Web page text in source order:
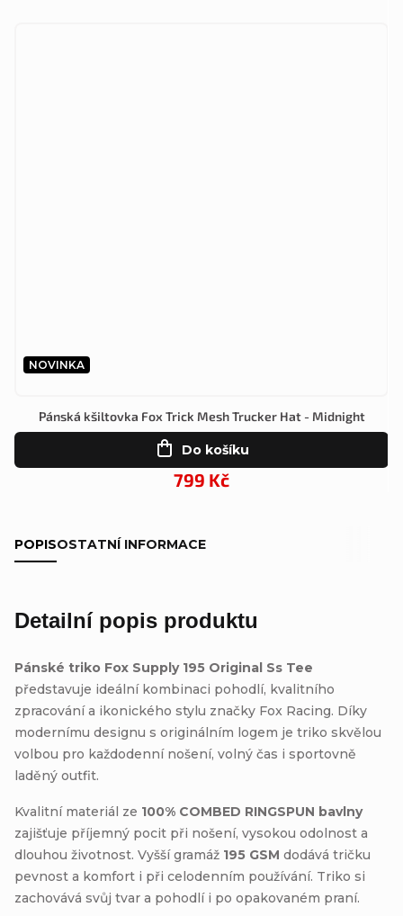
NOVINKA
Pánská kšiltovka Fox Trick Mesh Trucker Hat - Midnight
799 Kč
Do košíku
POPISOSTATNÍ INFORMACE
Detailní popis produktu
Pánské triko Fox Supply 195 Original Ss Tee
představuje ideální kombinaci pohodlí, kvalitního
zpracování a ikonického stylu značky Fox Racing. Díky
modernímu designu s originálním logem je triko skvělou
volbou pro každodenní nošení, volný čas i sportovně
laděný outfit.
Kvalitní materiál ze 100% COMBED RINGSPUN bavlny
zajišťuje příjemný pocit při nošení, vysokou odolnost a
dlouhou životnost. Vyšší gramáž 195 GSM dodává tričku
pevnost a komfort i při celodenním používání. Triko si
zachovává svůj tvar a pohodlí i po opakovaném praní.